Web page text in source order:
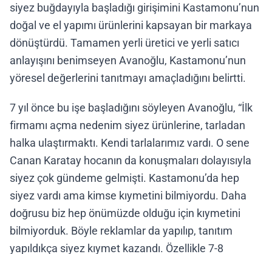
siyez buğdayıyla başladığı girişimini Kastamonu’nun
doğal ve el yapımı ürünlerini kapsayan bir markaya
dönüştürdü. Tamamen yerli üretici ve yerli satıcı
anlayışını benimseyen Avanoğlu, Kastamonu’nun
yöresel değerlerini tanıtmayı amaçladığını belirtti.
7 yıl önce bu işe başladığını söyleyen Avanoğlu, “İlk
firmamı açma nedenim siyez ürünlerine, tarladan
halka ulaştırmaktı. Kendi tarlalarımız vardı. O sene
Canan Karatay hocanın da konuşmaları dolayısıyla
siyez çok gündeme gelmişti. Kastamonu’da hep
siyez vardı ama kimse kıymetini bilmiyordu. Daha
doğrusu biz hep önümüzde olduğu için kıymetini
bilmiyorduk. Böyle reklamlar da yapılıp, tanıtım
yapıldıkça siyez kıymet kazandı. Özellikle 7-8